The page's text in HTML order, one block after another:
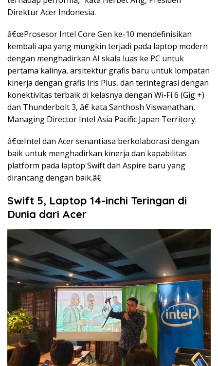
Direktur Acer Indonesia.
â€œProsesor Intel Core Gen ke-10 mendefinisikan
kembali apa yang mungkin terjadi pada laptop modern
dengan menghadirkan AI skala luas ke PC untuk
pertama kalinya, arsitektur grafis baru untuk lompatan
kinerja dengan grafis Iris Plus, dan terintegrasi dengan
konektivitas terbaik di kelasnya dengan Wi-Fi 6 (Gig +)
dan Thunderbolt 3, â€ kata Santhosh Viswanathan,
Managing Director Intel Asia Pacific Japan Territory.
â€œIntel dan Acer senantiasa berkolaborasi dengan
baik untuk menghadirkan kinerja dan kapabilitas
platform pada laptop Swift dan Aspire baru yang
dirancang dengan baik.â€
Swift 5, Laptop 14-inchi Teringan di
Dunia dari Acer